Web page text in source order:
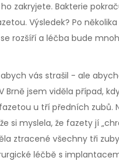
zakryjete. Bakterie
Výsledek? Po
rozšíří a léčba bude
vás strašil - ale
Brně jsem viděla případ,
u tří předních zubů.
si myslela, že fazety jí
ztracené všechny tři
léčbě s